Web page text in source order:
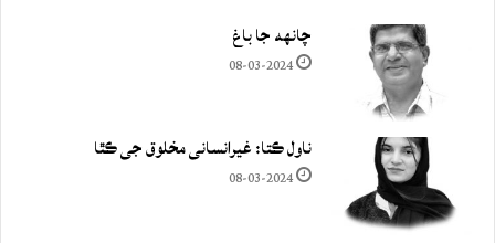
چانهه جا باغ
08-03-2024
ناول ڪتا: غيرانساني مخلوق جي ڪٿا
08-03-2024